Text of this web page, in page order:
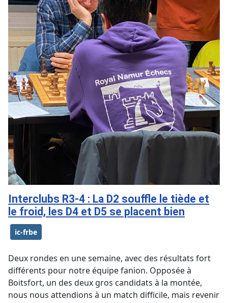
Interclubs R3-4 : La D2 souffle le tiède et
le froid, les D4 et D5 se placent bien
ic-frbe
Deux rondes en une semaine, avec des résultats fort
différents pour notre équipe fanion. Opposée à
Boitsfort, un des deux gros candidats à la montée,
nous nous attendions à un match difficile, mais revenir